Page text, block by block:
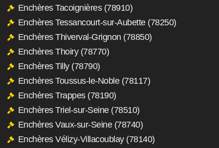
Enchères Tacoignières (78910)
Enchères Tessancourt-sur-Aubette (78250)
Enchères Thiverval-Grignon (78850)
Enchères Thoiry (78770)
Enchères Tilly (78790)
Enchères Toussus-le-Noble (78117)
Enchères Trappes (78190)
Enchères Triel-sur-Seine (78510)
Enchères Vaux-sur-Seine (78740)
Enchères Vélizy-Villacoublay (78140)